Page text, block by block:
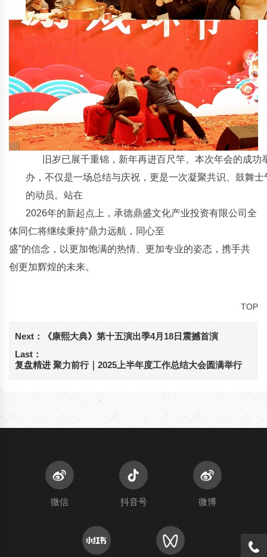
旧岁已展千重锦，新年再进百尺竿。本次年会的成功
办，不仅是一场总结与庆祝，更是一次凝聚共识、鼓舞士
的动员。站在
2026年的新起点上，承德鼎盛文化产业投资有限公司全
体同仁将继续秉持“鼎力远航，同心至
盛”的信念，以更加饱满的热情、更加专业的姿态，携手共
创更加辉煌的未来。
TOP
Next：
《康熙大典》第十五演出季4月18日震撼首演
Last：
复盘精进 聚力前行｜2025上半年度工作总结大会圆满举行
微信 抖音号 微博